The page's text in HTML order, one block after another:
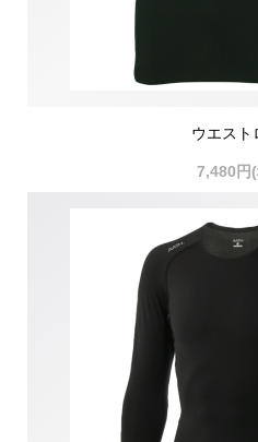
ウエスト
7,480円